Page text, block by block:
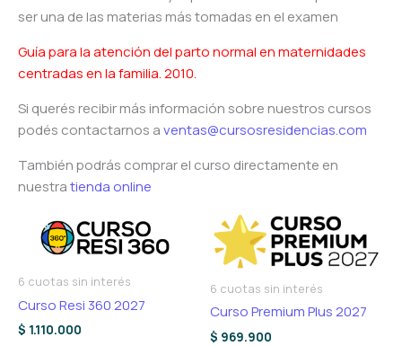
ser una de las materias más tomadas en el examen
Guía para la atención del parto normal en maternidades
centradas en la familia. 2010.
Si querés recibir más información sobre nuestros cursos
podés contactarnos aventas@cursosresidencias.com
También podrás comprar el curso directamente en
nuestratienda online
6 cuotas sin interés
Curso Resi 360 2027
$ 1.110.000
6 cuotas sin interés
Curso Premium Plus 2027
$ 969.900